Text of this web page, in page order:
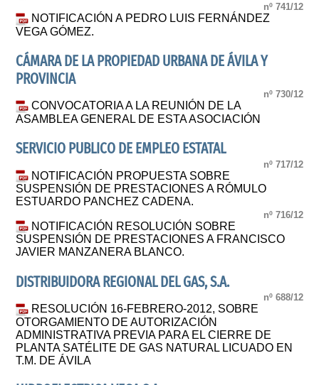
nº 741/12
NOTIFICACIÓN A PEDRO LUIS FERNÁNDEZ
VEGA GÓMEZ.
CÁMARA DE LA PROPIEDAD URBANA DE ÁVILA Y
PROVINCIA
nº 730/12
CONVOCATORIA A LA REUNIÓN DE LA
ASAMBLEA GENERAL DE ESTA ASOCIACIÓN
SERVICIO PUBLICO DE EMPLEO ESTATAL
nº 717/12
NOTIFICACIÓN PROPUESTA SOBRE
SUSPENSIÓN DE PRESTACIONES A RÓMULO
ESTUARDO PANCHEZ CADENA.
nº 716/12
NOTIFICACIÓN RESOLUCIÓN SOBRE
SUSPENSIÓN DE PRESTACIONES A FRANCISCO
JAVIER MANZANERA BLANCO.
DISTRIBUIDORA REGIONAL DEL GAS, S.A.
nº 688/12
RESOLUCIÓN 16-FEBRERO-2012, SOBRE
OTORGAMIENTO DE AUTORIZACIÓN
ADMINISTRATIVA PREVIA PARA EL CIERRE DE
PLANTA SATÉLITE DE GAS NATURAL LICUADO EN
T.M. DE ÁVILA